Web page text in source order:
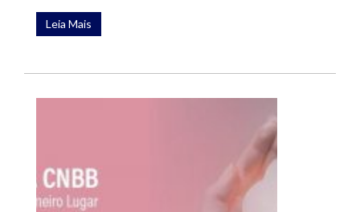
Leia Mais